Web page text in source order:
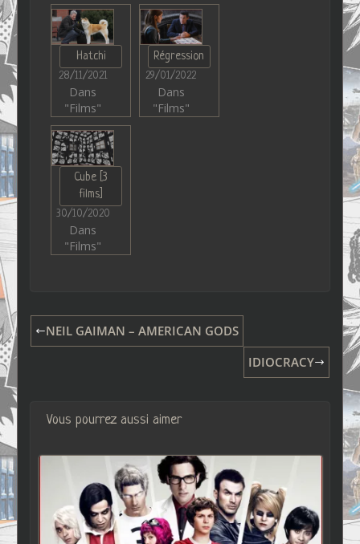
Hatchi
28/11/2021
Dans
"Films"
Régression
29/01/2022
Dans
"Films"
Cube [3
films]
30/10/2020
Dans
"Films"
NEIL GAIMAN – AMERICAN GODS
IDIOCRACY
Vous pourrez aussi aimer